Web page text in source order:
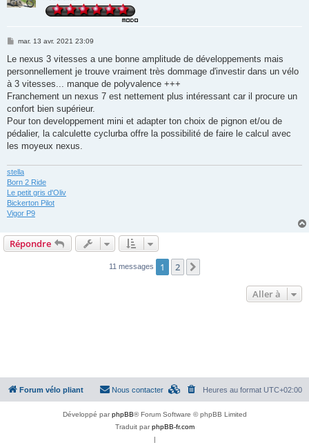
M
s
a
g
mar. 13 avr. 2021 23:09
Le nexus 3 vitesses a une bonne amplitude de développements mais
personnellement je trouve vraiment très dommage d'investir dans un vélo
à 3 vitesses... manque de polyvalence +++
Franchement un nexus 7 est nettement plus intéressant car il procure un
confort bien supérieur.
Pour ton developpement mini et adapter ton choix de pignon et/ou de
pédalier, la calculette cyclurba offre la possibilité de faire le calcul avec
les moyeux nexus.
stella
Born 2 Ride
Le petit gris d'Oliv
Bickerton Pilot
Vigor P9
Répondre
11 messages 1 2
Aller à
Forum vélo pliant Heures au format UTC+02:00
Nous contacter
Développé parphpBB® Forum Software © phpBB Limited
Traduit parphpBB-fr.com
|